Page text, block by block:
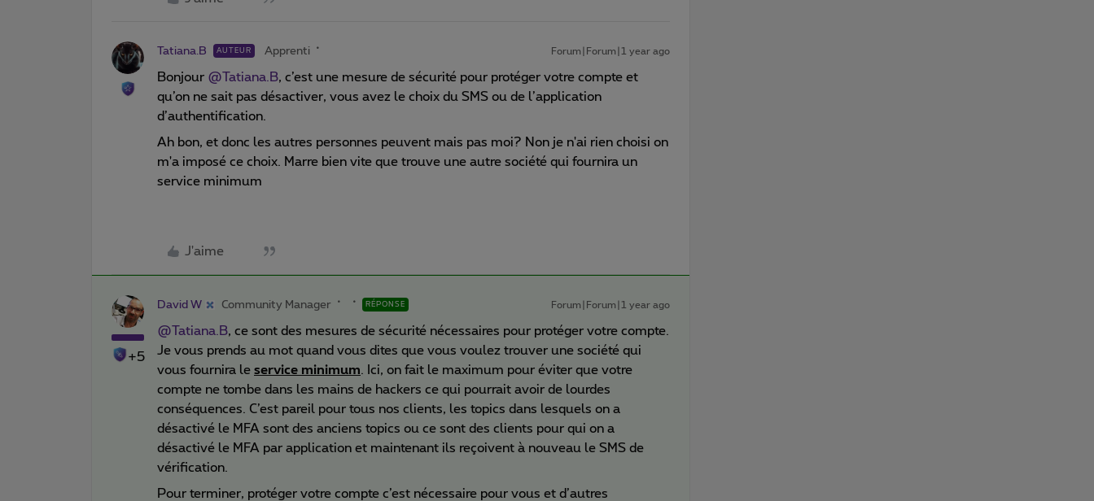
Tatiana.B AUTEUR Apprenti Forum|Forum|1 year ago
Bonjour ​ @Tatiana.B, c’est une mesure de sécurité pour protéger votre compte et
qu’on ne sait pas désactiver, vous avez le choix du SMS ou de l’application
d’authentification.
Ah bon, et donc les autres personnes peuvent mais pas moi? Non je n'ai rien choisi on
m'a imposé ce choix. Marre bien vite que trouve une autre société qui fournira un
service minimum
J'aime
+5
David W Community Manager RÉPONSE Forum|Forum|1 year ago
@Tatiana.B, ce sont des mesures de sécurité nécessaires pour protéger votre compte.
Je vous prends au mot quand vous dites que vous voulez trouver une société qui
vous fournira le service minimum . Ici, on fait le maximum pour éviter que votre
compte ne tombe dans les mains de hackers ce qui pourrait avoir de lourdes
conséquences. C’est pareil pour tous nos clients, les topics dans lesquels on a
désactivé le MFA sont des anciens topics ou ce sont des clients pour qui on a
désactivé le MFA par application et maintenant ils reçoivent à nouveau le SMS de
vérification.
Pour terminer, protéger votre compte c’est nécessaire pour vous et d’autres